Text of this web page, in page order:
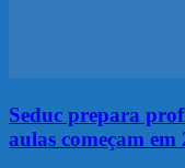
Seduc prepara
aulas começam em